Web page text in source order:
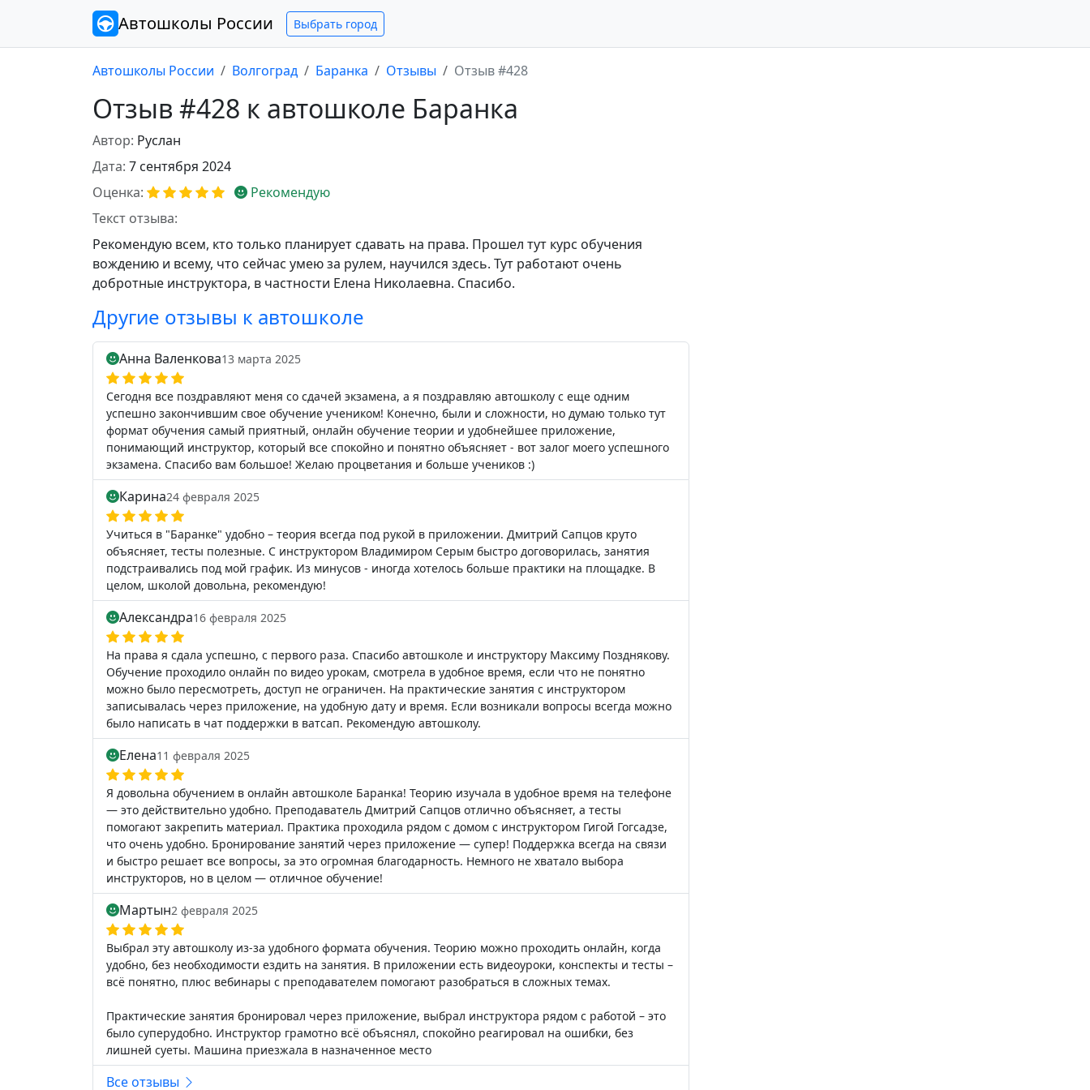
Автошколы России Выбрать город
Автошколы России Волгоград Баранка Отзывы Отзыв #428
Отзыв #428 к автошколе Баранка
Автор: Руслан
Дата: 7 сентября 2024
Оценка:
Рекомендую
Текст отзыва:
Рекомендую всем, кто только планирует сдавать на права. Прошел тут курс обучения
вождению и всему, что сейчас умею за рулем, научился здесь. Тут работают очень
добротные инструктора, в частности Елена Николаевна. Спасибо.
Другие отзывы к автошколе
Анна Валенкова13 марта 2025
Сегодня все поздравляют меня со сдачей экзамена, а я поздравляю автошколу с еще одним
успешно закончившим свое обучение учеником! Конечно, были и сложности, но думаю только тут
формат обучения самый приятный, онлайн обучение теории и удобнейшее приложение,
понимающий инструктор, который все спокойно и понятно объясняет - вот залог моего успешного
экзамена. Спасибо вам большое! Желаю процветания и больше учеников :)
Карина24 февраля 2025
Учиться в "Баранке" удобно – теория всегда под рукой в приложении. Дмитрий Сапцов круто
объясняет, тесты полезные. С инструктором Владимиром Серым быстро договорилась, занятия
подстраивались под мой график. Из минусов - иногда хотелось больше практики на площадке. В
целом, школой довольна, рекомендую!
Александра16 февраля 2025
На права я сдала успешно, с первого раза. Спасибо автошколе и инструктору Максиму Позднякову.
Обучение проходило онлайн по видео урокам, смотрела в удобное время, если что не понятно
можно было пересмотреть, доступ не ограничен. На практические занятия с инструктором
записывалась через приложение, на удобную дату и время. Если возникали вопросы всегда можно
было написать в чат поддержки в ватсап. Рекомендую автошколу.
Елена11 февраля 2025
Я довольна обучением в онлайн автошколе Баранка! Теорию изучала в удобное время на телефоне
— это действительно удобно. Преподаватель Дмитрий Сапцов отлично объясняет, а тесты
помогают закрепить материал. Практика проходила рядом с домом с инструктором Гигой Гогсадзе,
что очень удобно. Бронирование занятий через приложение — супер! Поддержка всегда на связи
и быстро решает все вопросы, за это огромная благодарность. Немного не хватало выбора
инструкторов, но в целом — отличное обучение!
Мартын2 февраля 2025
Выбрал эту автошколу из-за удобного формата обучения. Теорию можно проходить онлайн, когда
удобно, без необходимости ездить на занятия. В приложении есть видеоуроки, конспекты и тесты –
всё понятно, плюс вебинары с преподавателем помогают разобраться в сложных темах.
Практические занятия бронировал через приложение, выбрал инструктора рядом с работой – это
было суперудобно. Инструктор грамотно всё объяснял, спокойно реагировал на ошибки, без
лишней суеты. Машина приезжала в назначенное место
Все отзывы